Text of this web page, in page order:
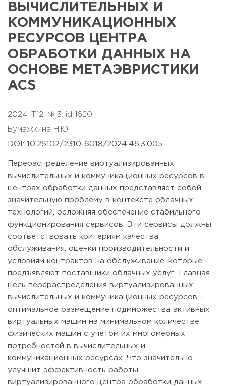
ВЫЧИСЛИТЕЛЬНЫХ И
КОММУНИКАЦИОННЫХ
РЕСУРСОВ ЦЕНТРА
ОБРАБОТКИ ДАННЫХ НА
ОСНОВЕ МЕТАЭВРИСТИКИ
ACS
2024. T.12. № 3. id 1620
Бумажкина Н.Ю.
DOI: 10.26102/2310-6018/2024.46.3.005
Перераспределение виртуализированных
вычислительных и коммуникационных ресурсов в
центрах обработки данных представляет собой
значительную проблему в контексте облачных
технологий, осложняя обеспечение стабильного
функционирования сервисов. Эти сервисы должны
соответствовать критериям качества
обслуживания, оценки производительности и
условиям контрактов на обслуживание, которые
предъявляют поставщики облачных услуг. Главная
цель перераспределения виртуализированных
вычислительных и коммуникационных ресурсов –
оптимальное размещение подмножества активных
виртуальных машин на минимальном количестве
физических машин с учетом их многомерных
потребностей в вычислительных и
коммуникационных ресурсах. Что значительно
улучшит эффективность работы
виртуализированного центра обработки данных.